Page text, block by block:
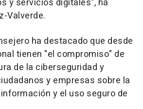
y servicios digitales", ha
Valverde.
ha destacado que desde
tienen "el compromiso" de
de la ciberseguridad y
y empresas sobre la
y el uso seguro de